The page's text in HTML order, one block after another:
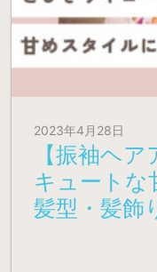
2023年4月28日
【振袖ヘ
キュートな
髪型・髪飾